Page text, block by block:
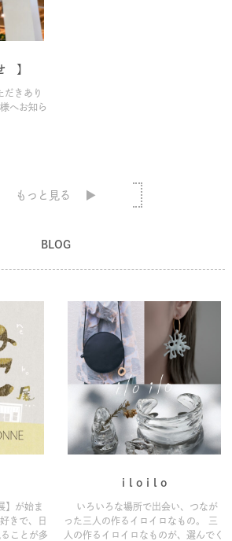
】
だきあり
へお知ら
もっと見る
BLOG
】が始ま
きで、日
ことが多
i l o i l o
いろいろな場所で出会い、つなが
った三人の作るイロイロなもの。 三
人の作るイロイロなものが、選んでく